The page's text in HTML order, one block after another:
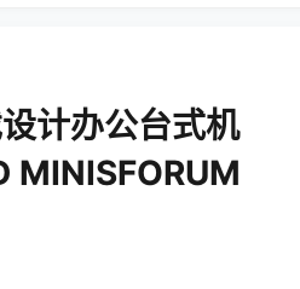
计办公台式机